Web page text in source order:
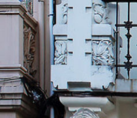
Saltar
contenido